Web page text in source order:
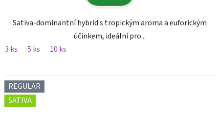
Sativa-dominantní hybrid s tropickým aroma a euforickým
účinkem, ideální pro...
3 ks
5 ks 10 ks
REGULAR
SATIVA